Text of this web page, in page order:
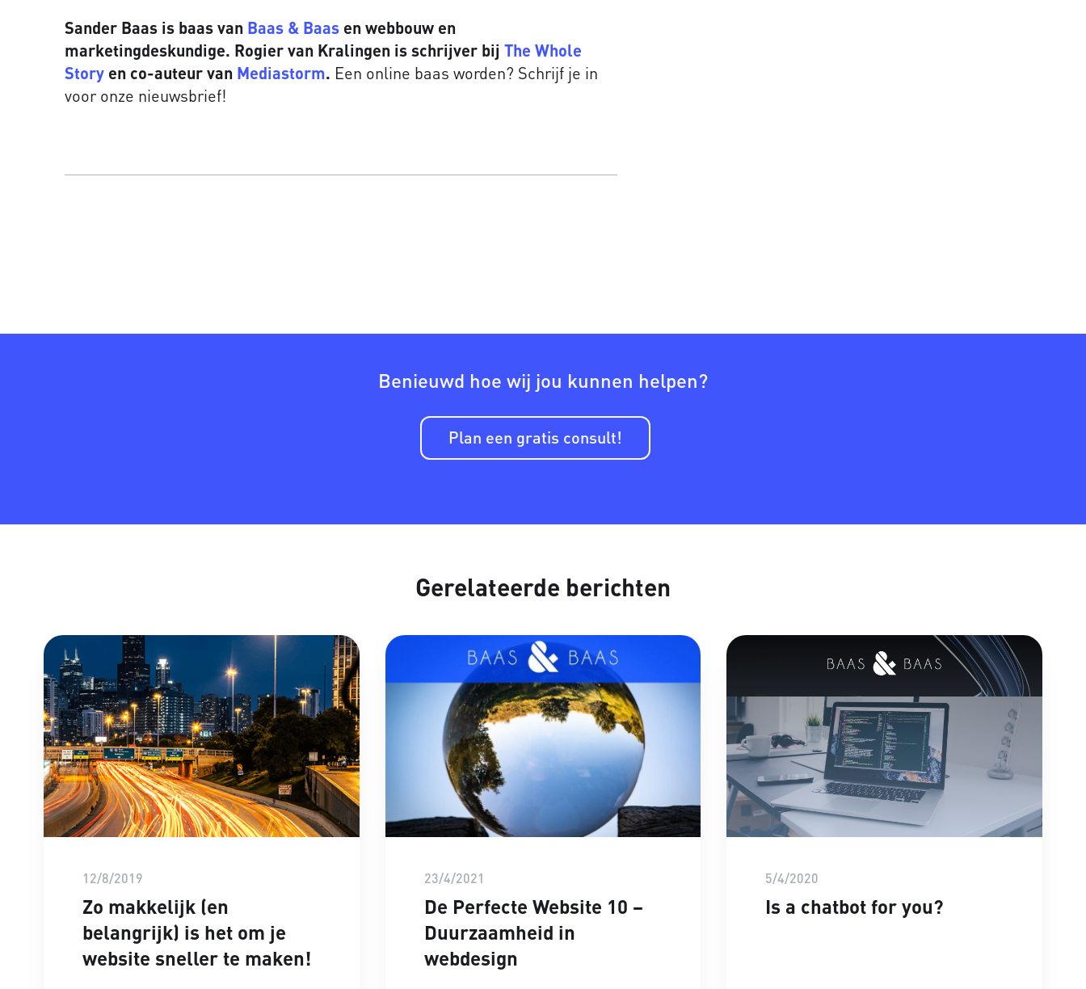
Sander Baas is baas van Baas & Baas en webbouw en
marketingdeskundige. Rogier van Kralingen is schrijver bij The Whole
Story en co-auteur van Mediastorm. Een online baas worden? Schrijf je in
voor onze nieuwsbrief!
Benieuwd hoe wij jou kunnen helpen?
Plan een gratis consult!
Gerelateerde berichten
12/8/2019
Zo makkelijk (en
belangrijk) is het om je
website sneller te maken!
23/4/2021
De Perfecte Website 10 –
Duurzaamheid in
webdesign
5/4/2020
Is a chatbot for you?